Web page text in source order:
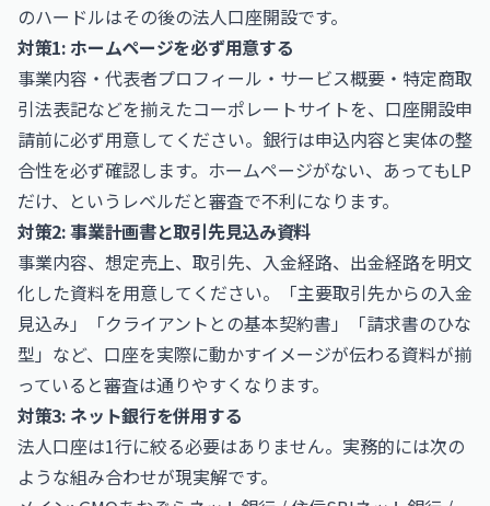
のハードルはその後の法人口座開設です。
対策1: ホームページを必ず用意する
事業内容・代表者プロフィール・サービス概要・特定商取
引法表記などを揃えたコーポレートサイトを、口座開設申
請前に必ず用意してください。銀行は申込内容と実体の整
合性を必ず確認します。ホームページがない、あってもLP
だけ、というレベルだと審査で不利になります。
対策2: 事業計画書と取引先見込み資料
事業内容、想定売上、取引先、入金経路、出金経路を明文
化した資料を用意してください。「主要取引先からの入金
見込み」「クライアントとの基本契約書」「請求書のひな
型」など、口座を実際に動かすイメージが伝わる資料が揃
っていると審査は通りやすくなります。
対策3: ネット銀行を併用する
法人口座は1行に絞る必要はありません。実務的には次の
ような組み合わせが現実解です。